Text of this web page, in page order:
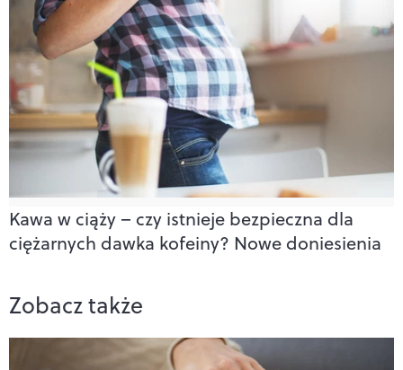
Kawa w ciąży – czy istnieje bezpieczna dla
ciężarnych dawka kofeiny? Nowe doniesienia
Zobacz także